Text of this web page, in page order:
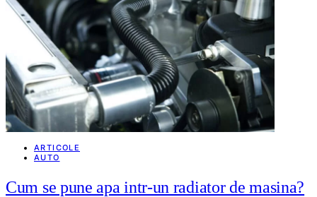
ARTICOLE
AUTO
Cum se pune apa intr-un radiator de masina?